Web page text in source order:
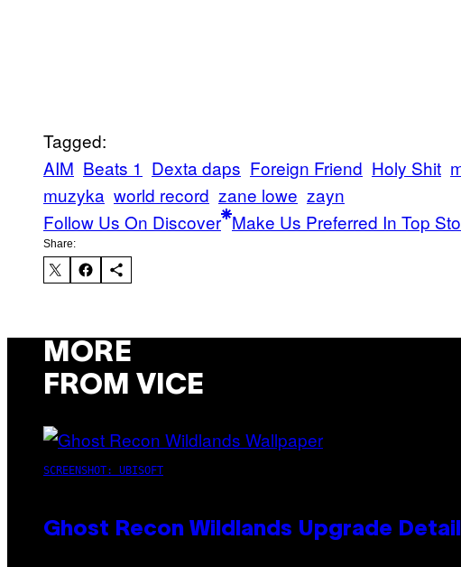
Tagged:
AIM Beats 1 Dexta daps Foreign Friend Holy Shit
muzyka world record zane lowe zayn
Follow Us On Discover Make Us Preferred In Top
Share:
MORE
FROM VICE
SCREENSHOT: UBISOFT
Ghost Recon Wildlands Upgrade